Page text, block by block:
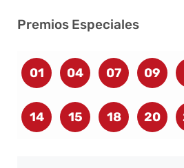
Premios Especiales
01 04 07 09
14 15 18 20